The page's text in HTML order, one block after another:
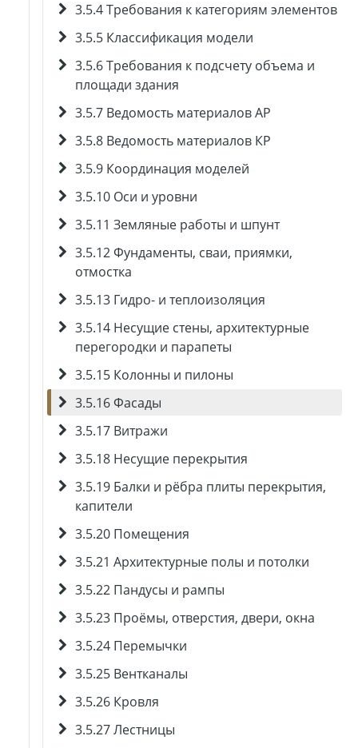
3.5.4 Требования к категориям элементов
3.5.5 Классификация модели
3.5.6 Требования к подсчету объема и
площади здания
3.5.7 Ведомость материалов АР
3.5.8 Ведомость материалов КР
3.5.9 Координация моделей
3.5.10 Оси и уровни
3.5.11 Земляные работы и шпунт
3.5.12 Фундаменты, сваи, приямки,
отмостка
3.5.13 Гидро- и теплоизоляция
3.5.14 Несущие стены, архитектурные
перегородки и парапеты
3.5.15 Колонны и пилоны
3.5.16 Фасады
3.5.17 Витражи
3.5.18 Несущие перекрытия
3.5.19 Балки и рёбра плиты перекрытия,
капители
3.5.20 Помещения
3.5.21 Архитектурные полы и потолки
3.5.22 Пандусы и рампы
3.5.23 Проёмы, отверстия, двери, окна
3.5.24 Перемычки
3.5.25 Вентканалы
3.5.26 Кровля
3.5.27 Лестницы